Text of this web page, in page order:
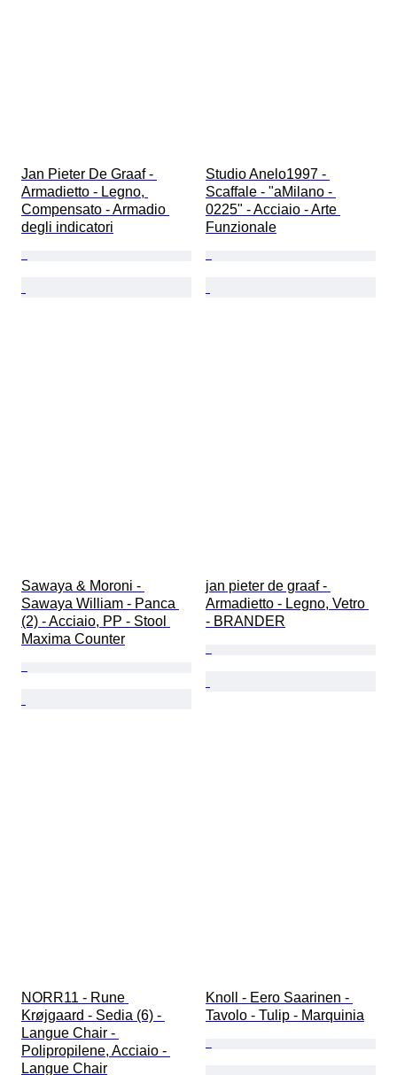
Jan Pieter De Graaf -
Armadietto - Legno,
Compensato - Armadio
degli indicatori
Studio Anelo1997 -
Scaffale - "aMilano -
0225" - Acciaio - Arte
Funzionale
Sawaya & Moroni -
Sawaya William - Panca
(2) - Acciaio, PP - Stool
Maxima Counter
jan pieter de graaf -
Armadietto - Legno, Vetro
- BRANDER
NORR11 - Rune
Krøjgaard - Sedia (6) -
Langue Chair -
Polipropilene, Acciaio -
Langue Chair
Knoll - Eero Saarinen -
Tavolo - Tulip - Marquinia